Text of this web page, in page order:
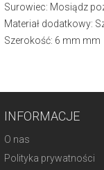
Surowiec: Mosiądz
Materiał dodatkowy:
Szerokość: 6 mm mm
INFORMACJE
O nas
Polityka prywatności